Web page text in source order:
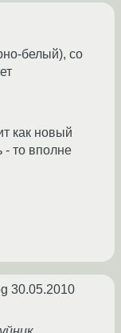
белый), со
как новый
- то вполне
30.05.2010